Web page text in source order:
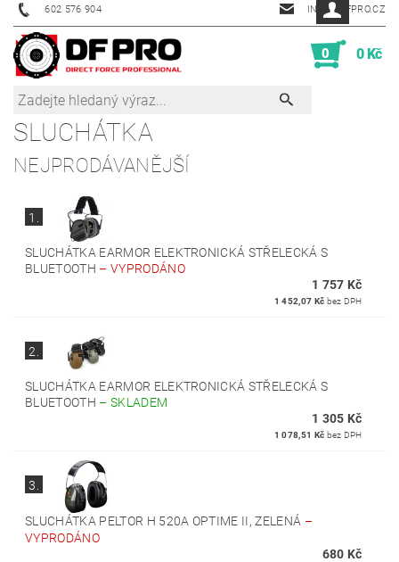
602 576 904 INFO@DFPRO.CZ
0 0 Kč
SLUCHÁTKA
NEJPRODÁVANĚJŠÍ
1.
SLUCHÁTKA EARMOR ELEKTRONICKÁ STŘELECKÁ S
BLUETOOTH – VYPRODÁNO
1 757 Kč
1 452,07 Kč bez DPH
2.
SLUCHÁTKA EARMOR ELEKTRONICKÁ STŘELECKÁ S
BLUETOOTH – SKLADEM
1 305 Kč
1 078,51 Kč bez DPH
3.
SLUCHÁTKA PELTOR H 520A OPTIME II, ZELENÁ –
VYPRODÁNO
680 Kč